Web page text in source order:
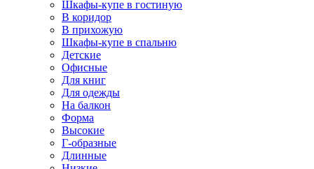
Шкафы-купе в гостиную
В коридор
В прихожую
Шкафы-купе в спальню
Детские
Офисные
Для книг
Для одежды
На балкон
Форма
Высокие
Г-образные
Длинные